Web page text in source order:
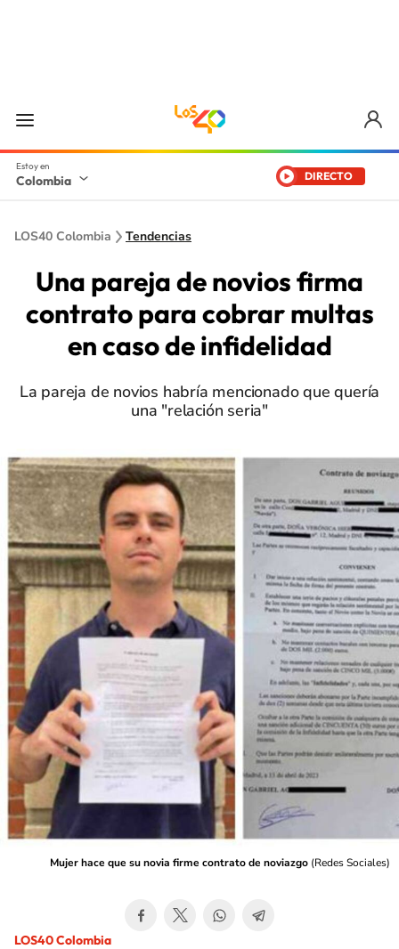
Colombia DIRECTO
LOS40 Colombia Tendencias
Una pareja de novios firma
contrato para cobrar multas
en caso de infidelidad
La pareja de novios habría mencionado que quería
una "relación seria"
Mujer hace que su novia firme contrato de noviazgo (Redes Sociales)
LOS40 Colombia